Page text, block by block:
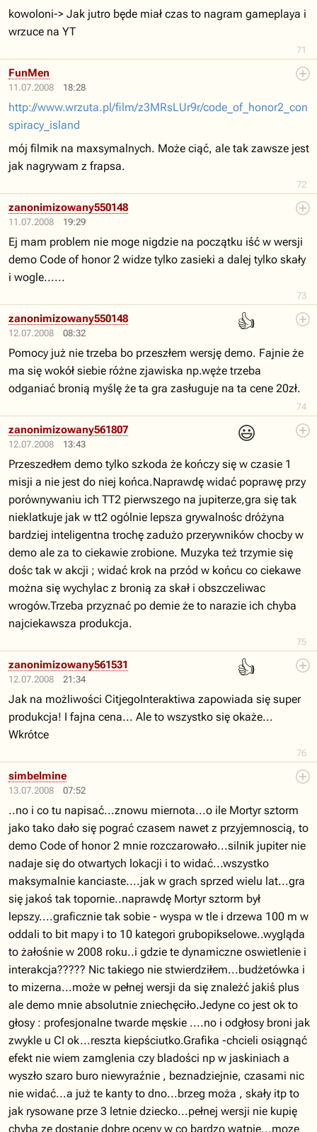
71
kowoloni-> Jak jutro będe miał czas to nagram gameplaya i
wrzuce na YT
11.07.2008 18:28
72
FunMen
http://www.wrzuta.pl/film/z3MRsLUr9r/code_of_honor2_con
spiracy_island
mój filmik na maxsymalnych. Może ciąć, ale tak zawsze jest
jak nagrywam z frapsa.
11.07.2008 19:29
73
zanonimizowany550148
Ej mam problem nie moge nigdzie na początku iść w wersji
demo Code of honor 2 widze tylko zasieki a dalej tylko skały
i wogle......
12.07.2008 08:32
👍
74
zanonimizowany550148
Pomocy już nie trzeba bo przeszłem wersję demo. Fajnie że
ma się wokół siebie różne zjawiska np.węże trzeba
odganiać bronią myślę że ta gra zasługuje na ta cene 20zł.
12.07.2008 13:43
😃
75
zanonimizowany561807
Przeszedłem demo tylko szkoda że kończy się w czasie 1
misji a nie jest do niej końca.Naprawdę widać poprawę przy
porównywaniu ich TT2 pierwszego na jupiterze,gra się tak
nieklatkuje jak w tt2 ogólnie lepsza grywalnośc dróżyna
bardziej inteligentna trochę zadużo przerywników chocby w
demo ale za to ciekawie zrobione. Muzyka też trzymie się
dośc tak w akcji ; widać krok na przód w końcu co ciekawe
można się wychylac z bronią za skał i obszczeliwac
wrogów.Trzeba przyznać po demie że to narazie ich chyba
najciekawsza produkcja.
12.07.2008 21:34
👍
76
zanonimizowany561531
Jak na możliwości CitjegoInteraktiwa zapowiada się super
produkcja! I fajna cena... Ale to wszystko się okaże...
Wkrótce
13.07.2008 07:52
simbelmine
..no i co tu napisać...znowu miernota...o ile Mortyr sztorm
jako tako dało się pograć czasem nawet z przyjemnoscią, to
demo Code of honor 2 mnie rozczarowało...silnik jupiter nie
nadaje się do otwartych lokacji i to widać...wszystko
maksymalnie kanciaste....jak w grach sprzed wielu lat...gra
się jakoś tak topornie..naprawdę Mortyr sztorm był
lepszy....graficznie tak sobie - wyspa w tle i drzewa 100 m w
oddali to bit mapy i to 10 kategori grubopikselowe..wygląda
to żałośnie w 2008 roku..i gdzie te dynamiczne oswietlenie i
interakcja????? Nic takiego nie stwierdziłem...budżetówka i
to mizerna...może w pełnej wersji da się znależć jakiś plus
ale demo mnie absolutnie zniechęciło.Jedyne co jest ok to
głosy : profesjonalne twarde męskie ....no i odgłosy broni jak
zwykle u CI ok...reszta kiepściutko.Grafika -chcieli osiągnąć
efekt nie wiem zamglenia czy bladości np w jaskiniach a
wyszło szaro buro niewyraźnie , beznadziejnie, czasami nic
nie widać...a już te kanty to dno...brzeg moża , skały itp to
jak rysowane prze 3 letnie dziecko...pełnej wersji nie kupię
chyba ze dostanie dobre oceny w co bardzo wątpie...mozę